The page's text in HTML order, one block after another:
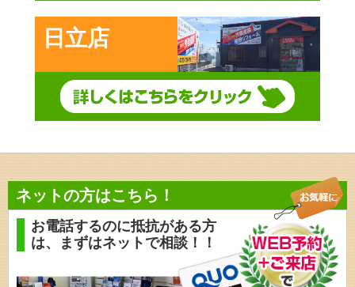
日立店
ネットの方はこちら！
お電話するのに抵抗がある方
は、
まずはネットで相談！！